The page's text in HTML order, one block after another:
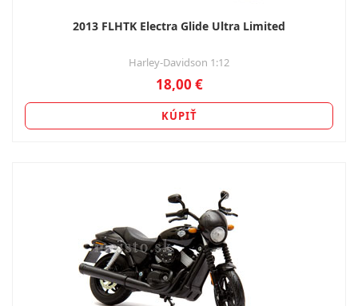
2013 FLHTK Electra Glide Ultra Limited
Harley-Davidson 1:12
18,00 €
KÚPIŤ